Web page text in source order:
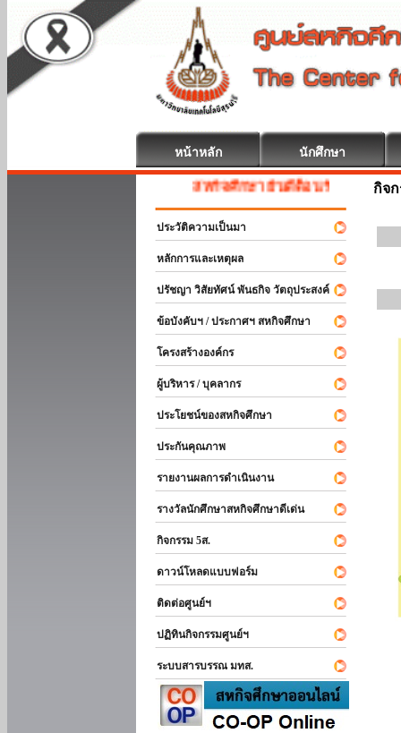
หน้าหลัก นักศึกษา
สหกิจศึกษา ยินดีต้อนรับ
ประวัติความเป็นมา
หลักการและเหตุผล
ปรัชญา วิสัยทัศน์ พันธกิจ วัตถุประสงค์
ข้อบังคับฯ / ประกาศฯ สหกิจศึกษา
โครงสร้างองค์กร
ผู้บริหาร / บุคลากร
ประโยชน์ของสหกิจศึกษา
ประกันคุณภาพ
รายงานผลการดำเนินงาน
รางวัลนักศึกษาสหกิจศึกษาดีเด่น
กิจกรรม 5ส.
ดาวน์โหลดแบบฟอร์ม
ติดต่อศูนย์ฯ
ปฏิทินกิจกรรมศูนย์ฯ
ระบบสารบรรณ มทส.
กิจ